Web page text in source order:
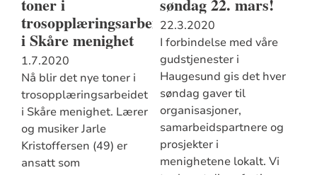
toner i
trosopplæringsarbeidet
i Skåre menighet
1.7.2020
Nå blir det nye toner i
trosopplæringsarbeidet
i Skåre menighet. Lærer
og musiker Jarle
Kristoffersen (49) er
ansatt som
søndag 22. mars!
22.3.2020
I forbindelse med våre
gudstjenester i
Haugesund gis det hver
søndag gaver til
organisasjoner,
samarbeidspartnere og
prosjekter i
menighetene lokalt. Vi